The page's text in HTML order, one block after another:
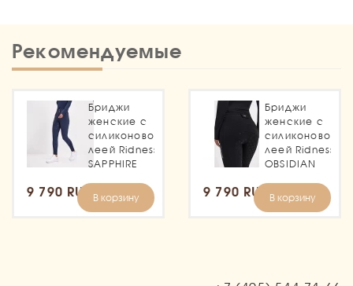
Рекомендуемые
Бриджи
женские с
силиконовой
леей Ridness
SAPPHIRE
9 790 RUB В корзину
Бриджи
женские с
силиконовой
леей Ridness
OBSIDIAN
9 790 RUB В корзину